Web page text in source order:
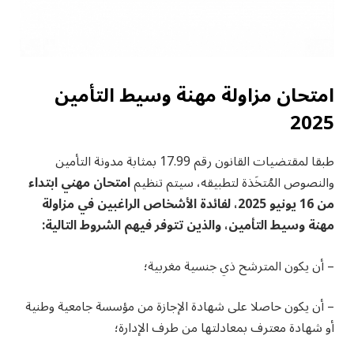
امتحان مزاولة مهنة وسيط التأمين
2025
طبقا لمقتضيات القانون رقم 17.99 بمثابة مدونة التأمين
والنصوص المُتخَذة لتطبيقه، سيتم تنظيمامتحان مهني ابتداء
من 16 يونيو 2025، لفائدة الأشخاص الراغبين في مزاولة
مهنة وسيط التأمين، والذين تتوفر فيهم الشروط التالية:
– أن يكون المترشح ذي جنسية مغربية؛
– أن يكون حاصلا على شهادة الإجازة من مؤسسة جامعية وطنية
أو شهادة معترف بمعادلتها من طرف الإدارة؛